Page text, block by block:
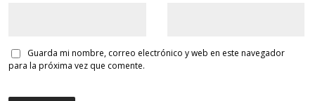
Guarda mi nombre, correo electrónico y web en este navegador
para la próxima vez que comente.